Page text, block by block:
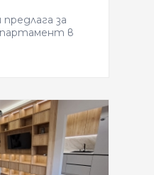
за
в